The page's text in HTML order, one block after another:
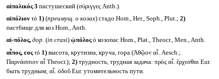
αἰπολικός 3 пастушеский (σύριγγες Anth.).
αἰπόλιον τό 1)(преимущ. о козах) стадо Hom., Her., Soph., Plut.; 2)
пастбище для коз Hom., Anth.
αἰ-πόλος, дор. (in crasi) ᾡπόλοςὁ козопас Hom., Plat., Theocr., Men., Anth.
αἶπος, εοςτό 1)высота, крутизна, круча, гора (Ἀθῷον αἶ. Aesch.;
Παρνάσσιον αἶ Theocr.); 2)трудность, трудная задача: πρὸς αἶ. ἔρχεσθαι Eur.
быть трудным; αἶ. ὁδοῦ Eur. утомительность пути.